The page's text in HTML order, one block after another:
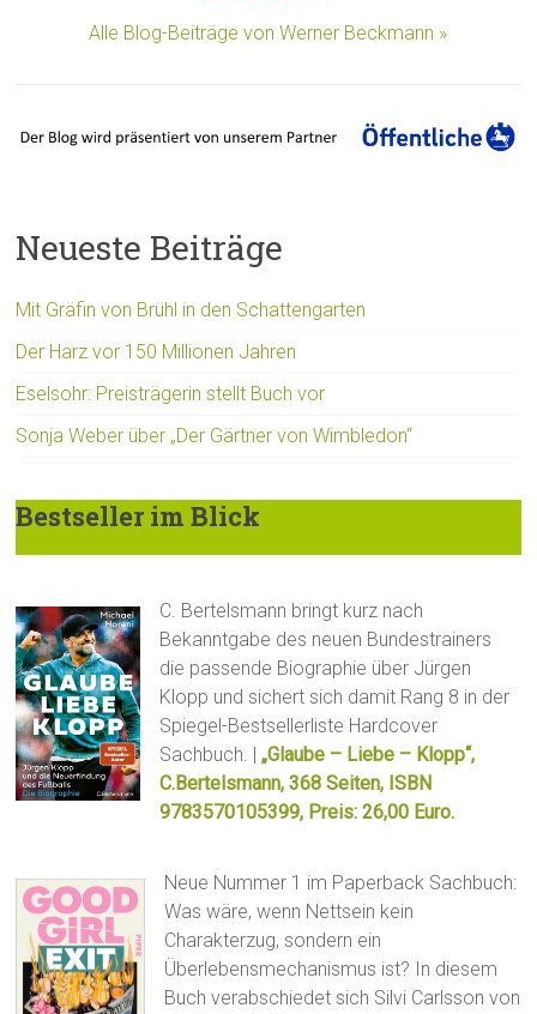
Alle Blog-Beiträge von Werner Beckmann »
Neueste Beiträge
Mit Gräfin von Brühl in den Schattengarten
Der Harz vor 150 Millionen Jahren
Eselsohr: Preisträgerin stellt Buch vor
Sonja Weber über „Der Gärtner von Wimbledon“
Bestseller im Blick
C. Bertelsmann bringt kurz nach
Bekanntgabe des neuen Bundestrainers
die passende Biographie über Jürgen
Klopp und sichert sich damit Rang 8 in der
Spiegel-Bestsellerliste Hardcover
Sachbuch. |„Glaube – Liebe – Klopp“,
C.Bertelsmann, 368 Seiten, ISBN
9783570105399, Preis: 26,00 Euro.
Neue Nummer 1 im Paperback Sachbuch:
Was wäre, wenn Nettsein kein
Charakterzug, sondern ein
Überlebensmechanismus ist? In diesem
Buch verabschiedet sich Silvi Carlsson von